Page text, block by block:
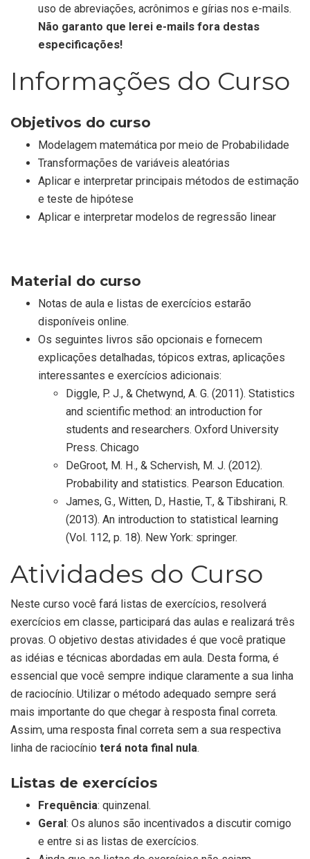
uso de abreviações, acrônimos e gírias nos e-mails.
Não garanto que lerei e-mails fora destas
especificações!
Informações do Curso
Objetivos do curso
Modelagem matemática por meio de Probabilidade
Transformações de variáveis aleatórias
Aplicar e interpretar principais métodos de estimação
e teste de hipótese
Aplicar e interpretar modelos de regressão linear
Material do curso
Notas de aula e listas de exercícios estarão
disponíveis online.
Os seguintes livros são opcionais e fornecem
explicações detalhadas, tópicos extras, aplicações
interessantes e exercícios adicionais:
Diggle, P. J., & Chetwynd, A. G. (2011). Statistics
and scientific method: an introduction for
students and researchers. Oxford University
Press. Chicago
DeGroot, M. H., & Schervish, M. J. (2012).
Probability and statistics. Pearson Education.
James, G., Witten, D., Hastie, T., & Tibshirani, R.
(2013). An introduction to statistical learning
(Vol. 112, p. 18). New York: springer.
Atividades do Curso
Neste curso você fará listas de exercícios, resolverá
exercícios em classe, participará das aulas e realizará três
provas. O objetivo destas atividades é que você pratique
as idéias e técnicas abordadas em aula. Desta forma, é
essencial que você sempre indique claramente a sua linha
de raciocínio. Utilizar o método adequado sempre será
mais importante do que chegar à resposta final correta.
Assim, uma resposta final correta sem a sua respectiva
linha de raciocínio terá nota final nula.
Listas de exercícios
Frequência: quinzenal.
Geral: Os alunos são incentivados a discutir comigo
e entre si as listas de exercícios.